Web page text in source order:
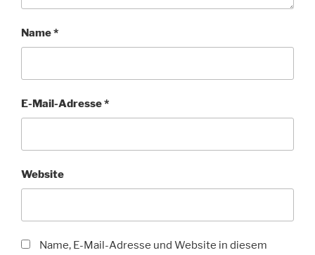
Name*
E-Mail-Adresse*
Website
Name, E-Mail-Adresse und Website in diesem